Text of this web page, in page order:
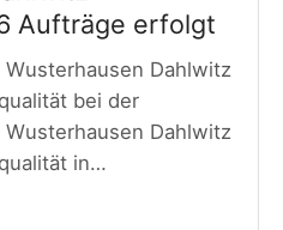
Aufträge erfolgt
Dahlwitz
bei der
Dahlwitz
in…